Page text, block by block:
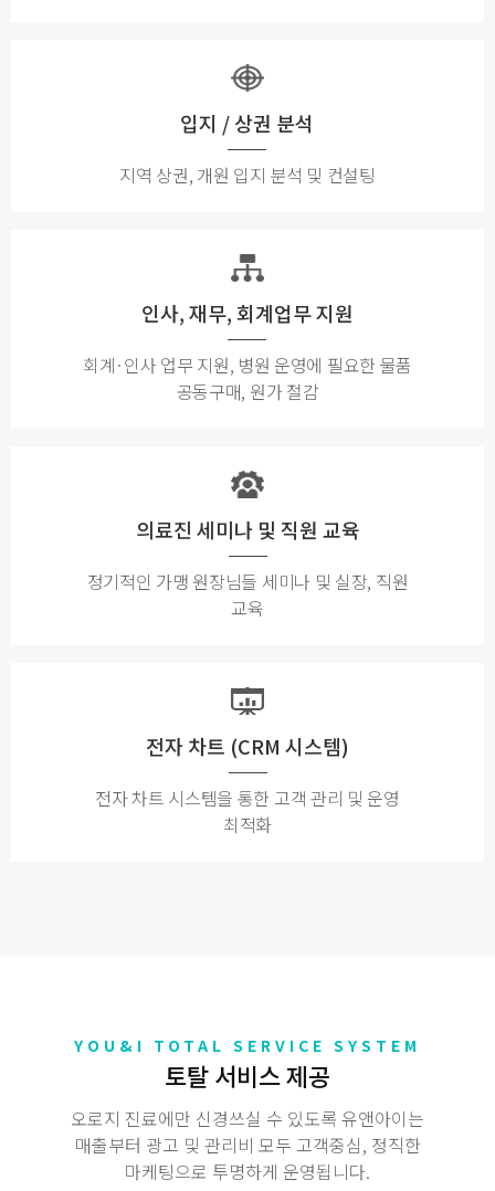
입지 / 상권 분석
지역 상권, 개원 입지 분석 및 컨설팅
인사, 재무, 회계업무 지원
회계·인사 업무 지원, 병원 운영에 필요한 물품
공동구매, 원가 절감
의료진 세미나 및 직원 교육
정기적인 가맹 원장님들 세미나 및 실장, 직원
교육
전자 차트 (CRM 시스템)
전자 차트 시스템을 통한 고객 관리 및 운영
최적화
YOU&I TOTAL SERVICE SYSTEM
토탈 서비스 제공
오로지 진료에만 신경쓰실 수 있도록 유앤아이는
매출부터 광고 및 관리비 모두 고객중심, 정직한
마케팅으로 투명하게 운영됩니다.